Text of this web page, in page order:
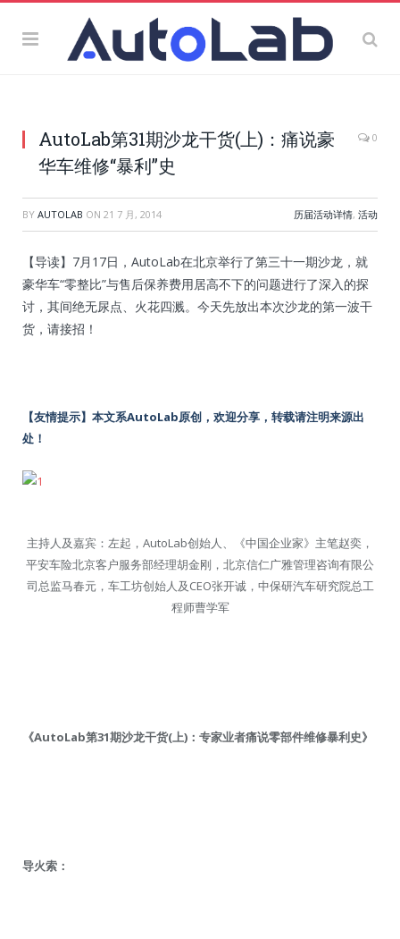
AutoLab第31期沙龙干货(上)：痛说豪
华车维修“暴利”史
0
BY AUTOLAB ON 21 7 月, 2014 历届活动详情, 活动
【导读】7月17日，AutoLab在北京举行了第三十一期沙龙，就
豪华车“零整比”与售后保养费用居高不下的问题进行了深入的探
讨，其间绝无尿点、火花四溅。今天先放出本次沙龙的第一波干
货，请接招！
【友情提示】本文系AutoLab原创，欢迎分享，转载请注明来源出
处！
主持人及嘉宾：左起，AutoLab创始人、《中国企业家》主笔赵奕，
平安车险北京客户服务部经理胡金刚，北京信仁广雅管理咨询有限公
司总监马春元，车工坊创始人及CEO张开诚，中保研汽车研究院总工
程师曹学军
《AutoLab第31期沙龙干货(上)：专家业者痛说零部件维修暴利史》
导火索：